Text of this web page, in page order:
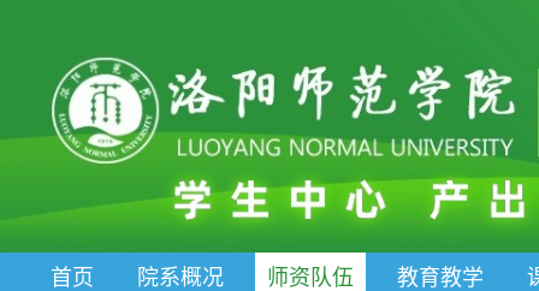
首页 院系概况 师资队伍 教育教学